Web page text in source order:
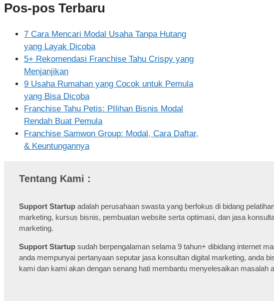
Pos-pos Terbaru
7 Cara Mencari Modal Usaha Tanpa Hutang
yang Layak Dicoba
5+ Rekomendasi Franchise Tahu Crispy yang
Menjanjikan
9 Usaha Rumahan yang Cocok untuk Pemula
yang Bisa Dicoba
Franchise Tahu Petis: PIlihan Bisnis Modal
Rendah Buat Pemula
Franchise Samwon Group: Modal, Cara Daftar,
& Keuntungannya
Tentang Kami :
Support Startup adalah perusahaan swasta yang berfokus di bidang
marketing, kursus bisnis, pembuatan website serta optimasi, dan jasa
marketing.
Support Startup sudah berpengalaman selama 9 tahun+ dibidang internet
anda mempunyai pertanyaan seputar jasa konsultan digital marketing, anda
kami dan kami akan dengan senang hati membantu menyelesaikan masalah